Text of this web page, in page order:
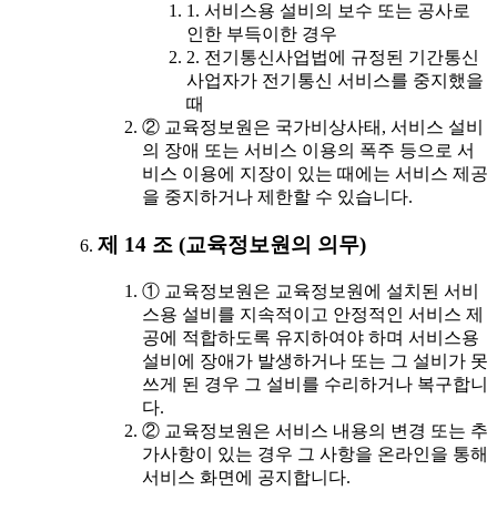
1. 서비스용 설비의 보수 또는 공사로
인한 부득이한 경우
2. 전기통신사업법에 규정된 기간통신
사업자가 전기통신 서비스를 중지했을
때
② 교육정보원은 국가비상사태, 서비스 설비
의 장애 또는 서비스 이용의 폭주 등으로 서
비스 이용에 지장이 있는 때에는 서비스 제공
을 중지하거나 제한할 수 있습니다.
제 14 조 (교육정보원의 의무)
① 교육정보원은 교육정보원에 설치된 서비
스용 설비를 지속적이고 안정적인 서비스 제
공에 적합하도록 유지하여야 하며 서비스용
설비에 장애가 발생하거나 또는 그 설비가 못
쓰게 된 경우 그 설비를 수리하거나 복구합니
다.
② 교육정보원은 서비스 내용의 변경 또는 추
가사항이 있는 경우 그 사항을 온라인을 통해
서비스 화면에 공지합니다.